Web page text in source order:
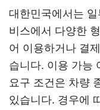
대한민국에서는
비스에서 다양한
어 이용하거나 결
습니다. 이용 가능
요구 조건은 차량
있습니다. 경우에